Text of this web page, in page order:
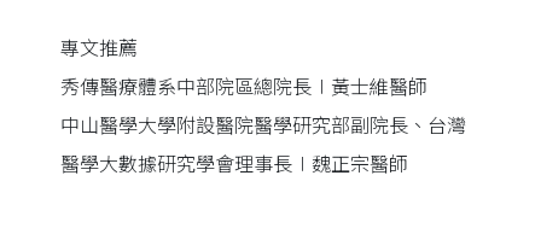
專文推薦
秀傳醫療體系中部院區總院長∣黃士維醫師
中山醫學大學附設醫院醫學研究部副院長、台灣
醫學大數據研究學會理事長∣魏正宗醫師